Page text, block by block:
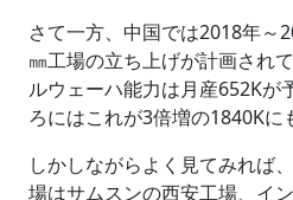
さて一方、中国では2018年～
㎜工場の立ち上げが計画され
ルウェーハ能力は月産652Kが
ろにはこれが3倍増の1840Kに
しかしながらよく見てみれば
場はサムスンの西安工場、イ